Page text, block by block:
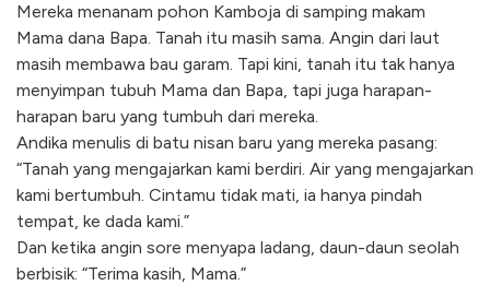
Mereka menanam pohon Kamboja di samping makam
Mama dana Bapa. Tanah itu masih sama. Angin dari laut
masih membawa bau garam. Tapi kini, tanah itu tak hanya
menyimpan tubuh Mama dan Bapa, tapi juga harapan-
harapan baru yang tumbuh dari mereka.
Andika menulis di batu nisan baru yang mereka pasang:
“Tanah yang mengajarkan kami berdiri. Air yang mengajarkan
kami bertumbuh. Cintamu tidak mati, ia hanya pindah
tempat, ke dada kami.”
Dan ketika angin sore menyapa ladang, daun-daun seolah
berbisik: “Terima kasih, Mama.”